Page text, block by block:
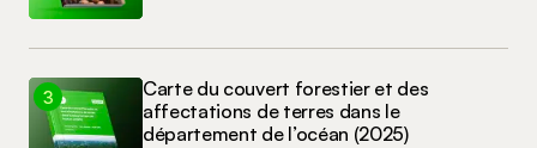
Carte du couvert forestier et des
affectations de terres dans le
département de l’océan (2025)